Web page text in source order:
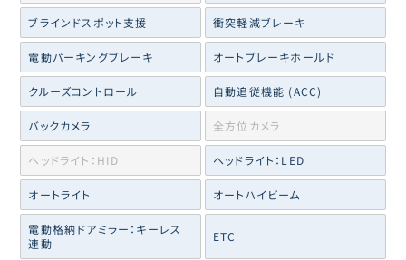
ブラインドスポット支援 衝突軽減ブレーキ
電動パーキングブレーキ オートブレーキホールド
クルーズコントロール 自動追従機能 (ACC)
バックカメラ 全方位カメラ
ヘッドライト：HID ヘッドライト：LED
オートライト オートハイビーム
電動格納ドアミラー：キーレス
連動
ETC